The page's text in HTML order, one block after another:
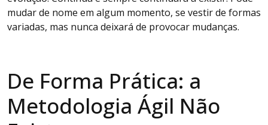
mudar de nome em algum momento, se vestir de formas
variadas, mas nunca deixará de provocar mudanças.
De Forma Prática: a
Metodologia Ágil Não